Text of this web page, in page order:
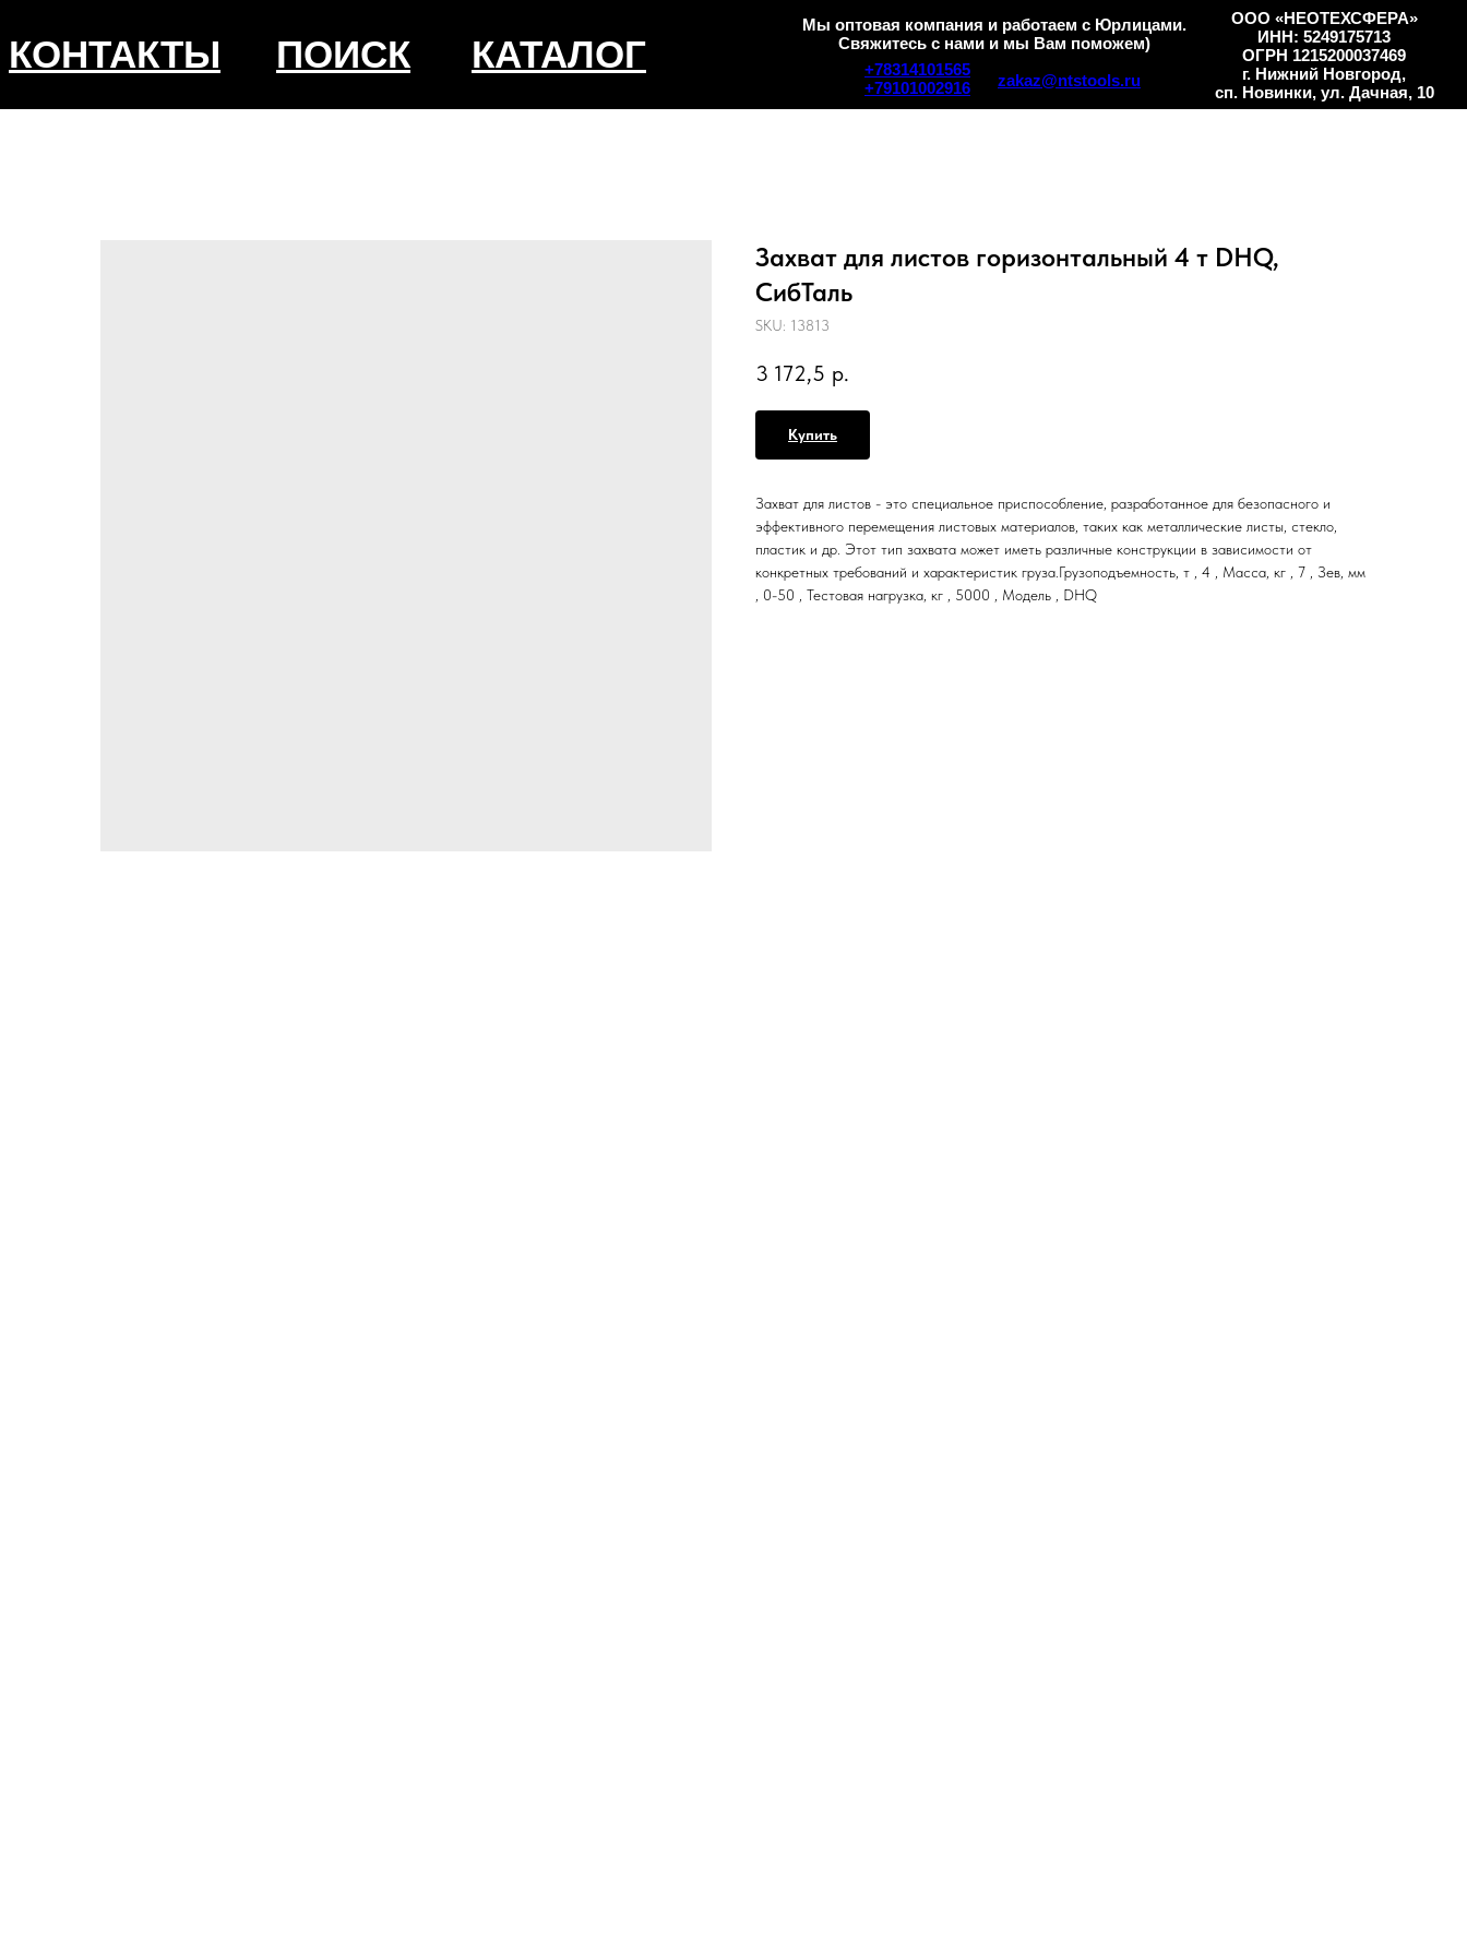
КОНТАКТЫ ПОИСК
+78314101565
+79101002916
zakaz@ntstools.ru
КАТАЛОГ
ООО «НЕОТЕХСФЕРА»
ИНН: 5249175713
ОГРН 1215200037469
г. Нижний Новгород,
сп. Новинки, ул. Дачная, 10
Мы оптовая компания и работаем с Юрлицами.
Свяжитесь с нами и мы Вам поможем)
Захват для листов горизонтальный 4 т DHQ,
СибТаль
SKU: 13813
3 172,5 р.
Купить
Захват для листов - это специальное приспособление, разработанное для безопасного и
эффективного перемещения листовых материалов, таких как металлические листы, стекло,
пластик и др. Этот тип захвата может иметь различные конструкции в зависимости от
конкретных требований и характеристик груза.Грузоподъемность, т , 4 , Масса, кг , 7 , Зев, мм
, 0-50 , Тестовая нагрузка, кг , 5000 , Модель , DHQ